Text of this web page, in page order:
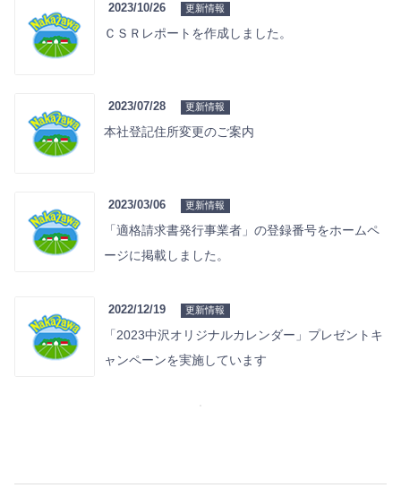
2023/10/26 更新情報
ＣＳＲレポートを作成しました。
2023/07/28 更新情報
本社登記住所変更のご案内
2023/03/06 更新情報
「適格請求書発行事業者」の登録番号をホームペ
ージに掲載しました。
2022/12/19 更新情報
「2023中沢オリジナルカレンダー」プレゼントキ
ャンペーンを実施しています